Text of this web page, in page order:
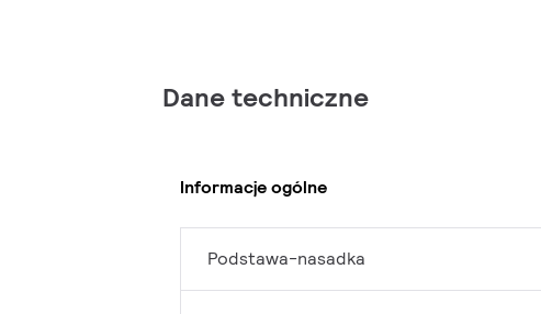
Dane techniczne
Informacje ogólne
Podstawa-nasadka